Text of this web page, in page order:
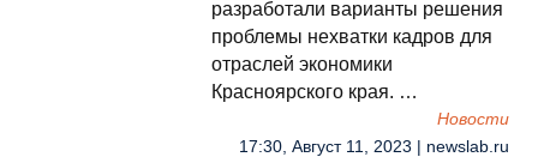
разработали варианты решения
проблемы нехватки кадров для
отраслей экономики
Красноярского края. …
Новости
17:30, Август 11, 2023 | newslab.ru